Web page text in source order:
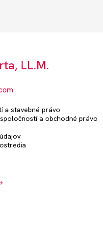
LL.M.
a stavebné právo
a obchodné právo